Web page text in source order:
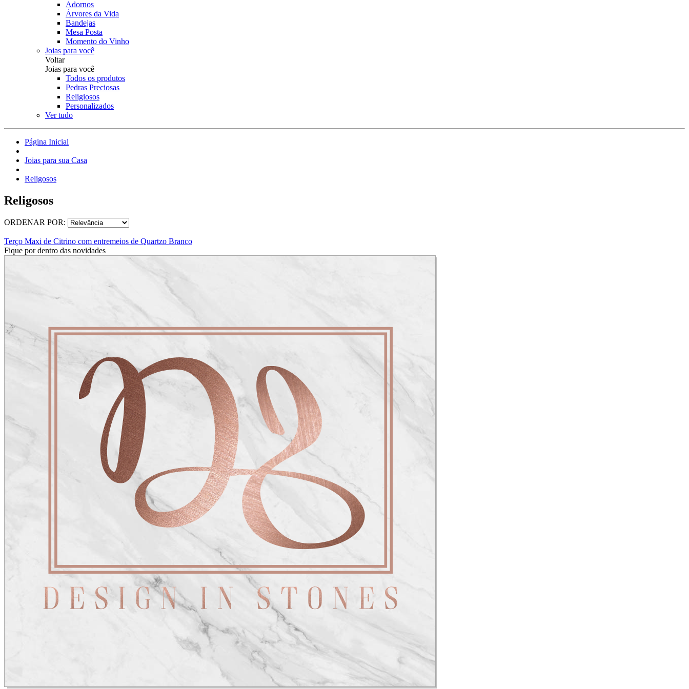
Adornos
Árvores da Vida
Bandejas
Mesa Posta
Momento do Vinho
Joias para você
Voltar
Joias para você
Todos os produtos
Pedras Preciosas
Religiosos
Personalizados
Ver tudo
Página Inicial
Joias para sua Casa
Religosos
Religosos
ORDENAR POR:
Terço Maxi de Citrino com entremeios de Quartzo Branco
Fique por dentro das novidades